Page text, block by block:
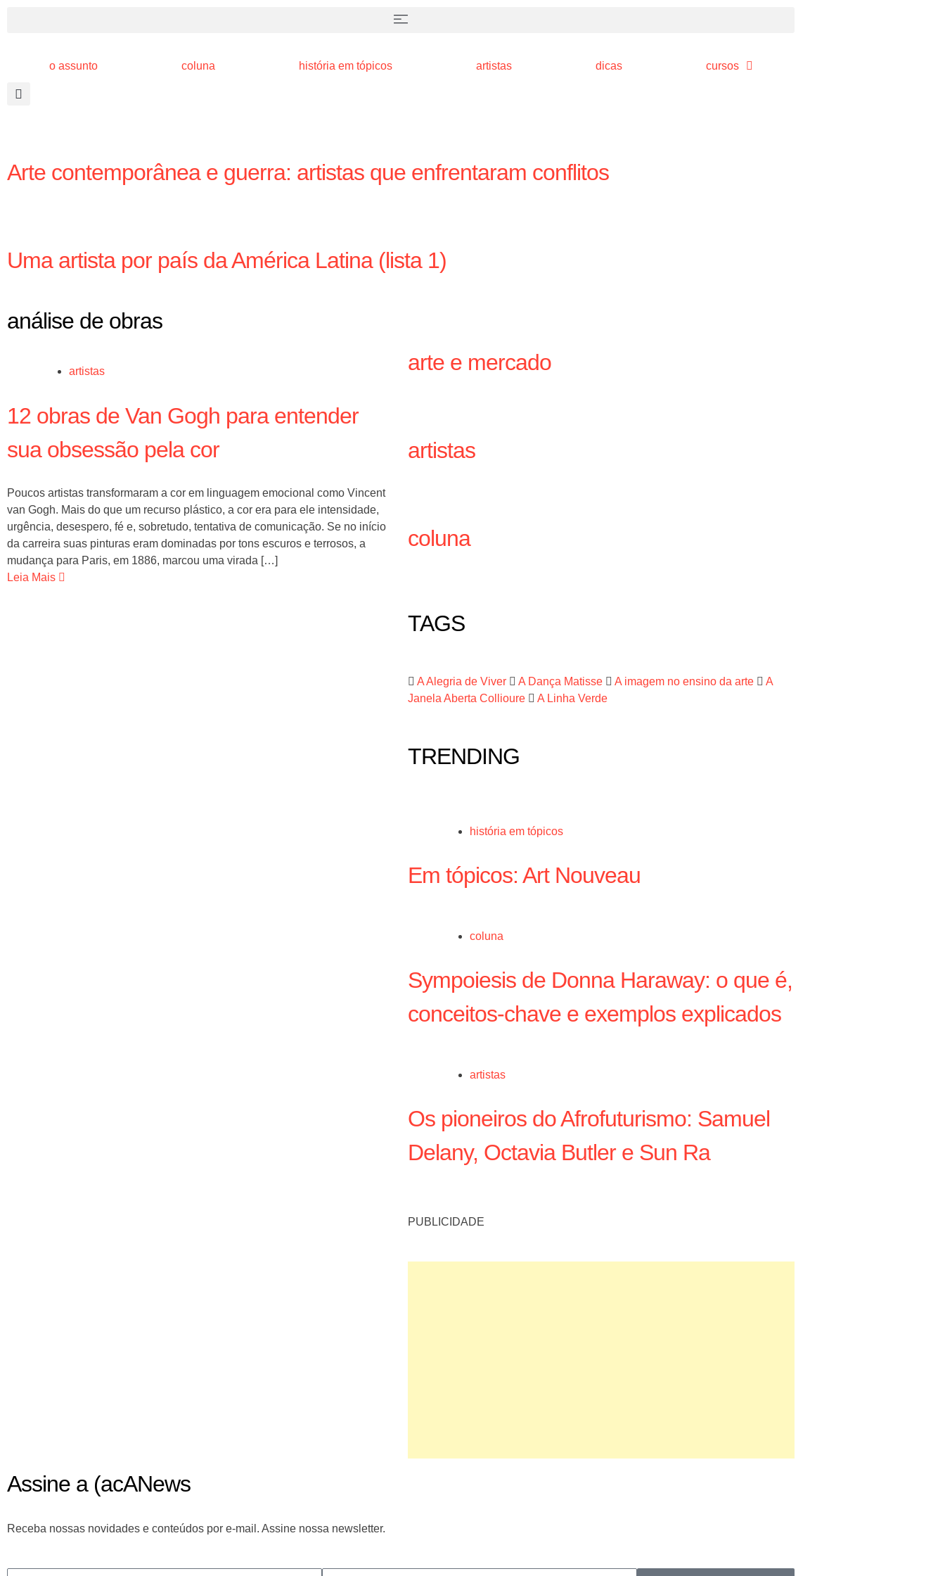
o assunto coluna história em tópicos artistas dicas cursos
Arte contemporânea e guerra: artistas que enfrentaram conflitos
Uma artista por país da América Latina (lista 1)
análise de obras
artistas
12 obras de Van Gogh para entender
sua obsessão pela cor
Poucos artistas transformaram a cor em linguagem emocional como Vincent
van Gogh. Mais do que um recurso plástico, a cor era para ele intensidade,
urgência, desespero, fé e, sobretudo, tentativa de comunicação. Se no início
da carreira suas pinturas eram dominadas por tons escuros e terrosos, a
mudança para Paris, em 1886, marcou uma virada […]
Leia Mais
arte e mercado
artistas
coluna
TAGS
A Alegria de Viver A Dança Matisse A imagem no ensino da arte
A
Janela Aberta Collioure
A Linha Verde
TRENDING
história em tópicos
Em tópicos: Art Nouveau
coluna
Sympoiesis de Donna Haraway: o que é,
conceitos-chave e exemplos explicados
artistas
Os pioneiros do Afrofuturismo: Samuel
Delany, Octavia Butler e Sun Ra
PUBLICIDADE
Assine a (acANews
Receba nossas novidades e conteúdos por e-mail. Assine nossa newsletter.